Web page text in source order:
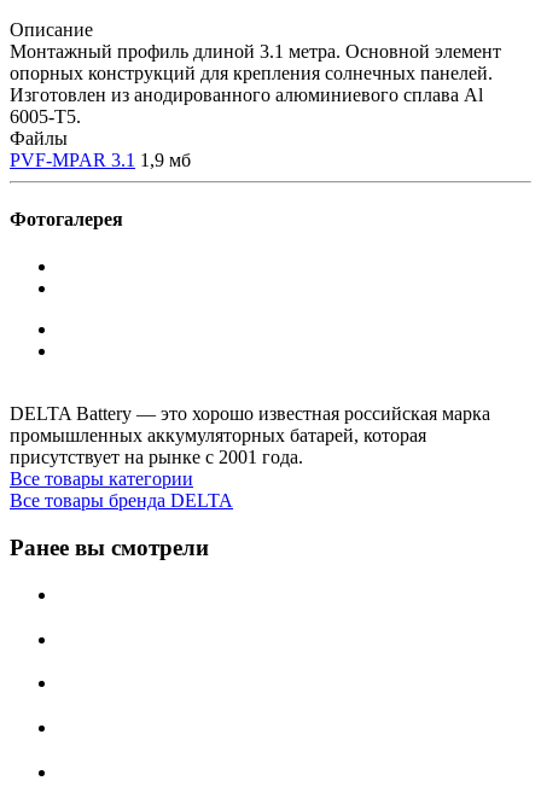
Описание
Монтажный профиль длиной 3.1 метра. Основной элемент
опорных конструкций для крепления солнечных панелей.
Изготовлен из анодированного алюминиевого сплава Al
6005-T5.
Файлы
PVF-MPAR 3.1 1,9 мб
Фотогалерея
DELTA Battery — это хорошо известная российская марка
промышленных аккумуляторных батарей, которая
присутствует на рынке с 2001 года.
Все товары категории
Все товары бренда DELTA
Ранее вы смотрели